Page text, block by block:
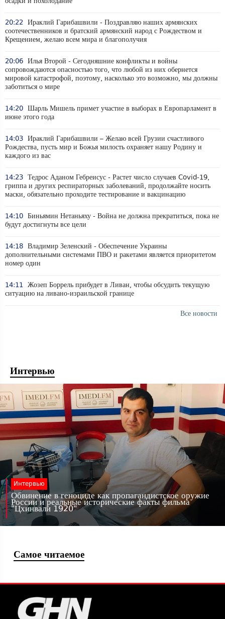
20:22
Ираклий Гарибашвили - Поздравляю наших армянских
соотечественников и братский армянский народ с Рождеством и
Крещением, желаю всем мира и благополучия
20:06 Илья Второй - Сегодняшние конфликты и войны
сопровождаются опасностью того, что любой из них обернется
мировой катастрофой, поэтому, насколько это возможно, мы должны
заботиться о мире
14:20 Шарль Мишель примет участие в выборах в Европарламент в
июне этого года
14:03 Ираклий Гарибашвили – Желаю всей Грузии счастливого
Рождества, пусть мир и Божья милость охраняет нашу Родину и
каждого из вас
14:23 Тедрос Аданом Гебреисус - Растет число случаев Covid-19,
гриппа и других респираторных заболеваний, продолжайте носить
маски, обязательно проходите тестирование и вакцинацию
14:10 Биньямин Нетаньяху - Война не должна прекратиться, пока не
будут достигнуты все цели
14:18 Владимир Зеленский - Обеспечение Украины
дополнительными системами ПВО и ракетами является приоритетом
номер один
14:11
Жозеп Боррель прибудет в Ливан, чтобы обсудить текущую
ситуацию на ливано-израильской границе
Все новости
Интервью
Интервью
Обвинение в геноциде как пропагандистское оружие
России и реальные исторические факты фильма
"Цхинвали 1920"
Самое читаемое